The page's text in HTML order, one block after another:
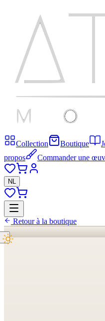
Collection Boutique
propos
Commander une
NL
Retour à la boutique